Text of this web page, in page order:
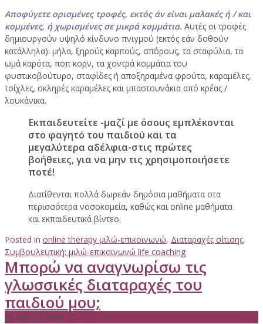
Αποφύγετε ορισμένες τροφές, εκτός άν είναι μαλακές ή / και
κομμένες, ή χωρισμένες σε μικρά κομμάτια. Αυτές οι τροφές
δημιουργούν υψηλό κίνδυνο πνιγμού (εκτός εάν δοθούν
κατάλληλα): μήλα, ξηρούς καρπούς, σπόρους, τα σταφύλια, τα
ωμά καρότα, ποπ κορν, τα χοντρά κομμάτια του
φυστικοβούτυρο, σταφίδες ή αποξηραμένα φρούτα, καραμέλες,
τσίχλες, σκληρές καραμέλες και μπαστουνάκια από κρέας /
λουκάνικα.
Εκπαιδευτείτε -μαζί με όσους εμπλέκονται
στο φαγητό του παιδιού και τα
μεγαλύτερα αδέλφια-στις πρώτες
βοήθειες, για να μην τις χρησιμοποιήσετε
ποτέ!
Διατίθενται πολλά δωρεάν δημόσια μαθήματα στα
περισσότερα νοσοκομεία, καθώς και online μαθήματα
και εκπαιδευτικά βίντεο.
Posted in online therapy μιλώ-επικοινωνώ, Διαταραχές σίτισης,
Συμβουλευτική: μιλώ-επικοινωνώ life coaching
Μπορώ να αναγνωρίσω τις
γλωσσικές διαταραχές του
παιδιού μου;
25 Μαΐου 2018